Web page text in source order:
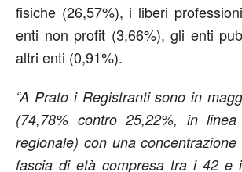
fisiche (26,57%), i liberi
enti non profit (3,66%), gli enti
altri enti (0,91%).
“A Prato i Registranti sono in
(74,78% contro 25,22%, in
regionale) con una
fascia di età compresa tra i 42 e